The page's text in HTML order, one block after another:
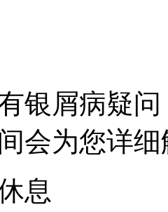
银屑病疑
会为您详
息